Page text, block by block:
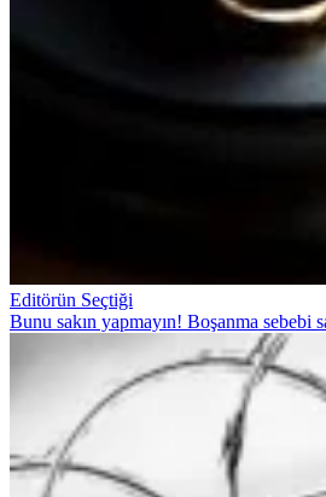
Editörün Seçtiği
Bunu sakın yapmayın! Boşanma sebebi